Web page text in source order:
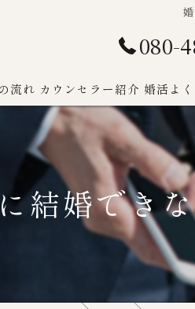
080-
流れ カウンセラー紹介 婚活よ
結婚でき